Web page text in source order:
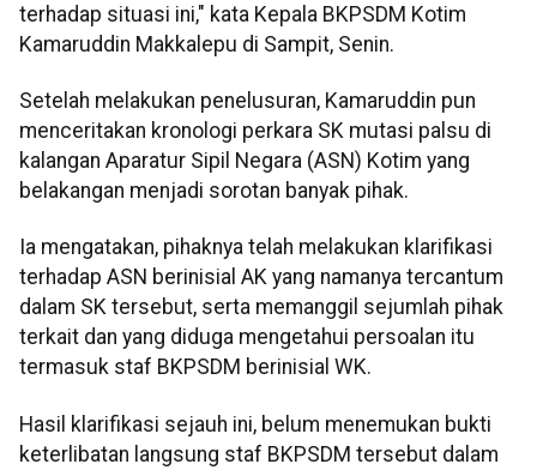
terhadap situasi ini," kata Kepala BKPSDM Kotim
Kamaruddin Makkalepu di Sampit, Senin.
Setelah melakukan penelusuran, Kamaruddin pun
menceritakan kronologi perkara SK mutasi palsu di
kalangan Aparatur Sipil Negara (ASN) Kotim yang
belakangan menjadi sorotan banyak pihak.
Ia mengatakan, pihaknya telah melakukan klarifikasi
terhadap ASN berinisial AK yang namanya tercantum
dalam SK tersebut, serta memanggil sejumlah pihak
terkait dan yang diduga mengetahui persoalan itu
termasuk staf BKPSDM berinisial WK.
Hasil klarifikasi sejauh ini, belum menemukan bukti
keterlibatan langsung staf BKPSDM tersebut dalam